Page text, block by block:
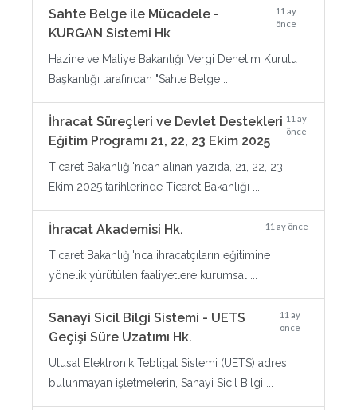
Sahte Belge ile Mücadele -
KURGAN Sistemi Hk
11 ay
önce
Hazine ve Maliye Bakanlığı Vergi Denetim Kurulu
Başkanlığı tarafından "Sahte Belge ...
İhracat Süreçleri ve Devlet Destekleri
Eğitim Programı 21, 22, 23 Ekim 2025
11 ay
önce
Ticaret Bakanlığı'ndan alınan yazıda, 21, 22, 23
Ekim 2025 tarihlerinde Ticaret Bakanlığı ...
İhracat Akademisi Hk. 11 ay önce
Ticaret Bakanlığı'nca ihracatçıların eğitimine
yönelik yürütülen faaliyetlere kurumsal ...
Sanayi Sicil Bilgi Sistemi - UETS
Geçişi Süre Uzatımı Hk.
11 ay
önce
Ulusal Elektronik Tebligat Sistemi (UETS) adresi
bulunmayan işletmelerin, Sanayi Sicil Bilgi ...